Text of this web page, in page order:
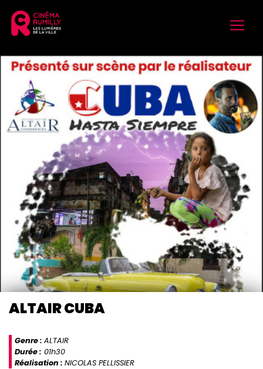
ALTAIR CUBA
Genre : ALTAIR
Durée : 01h30
Réalisation : NICOLAS PELLISSIER